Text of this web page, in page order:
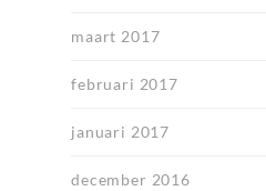
maart 2017
februari 2017
januari 2017
december 2016